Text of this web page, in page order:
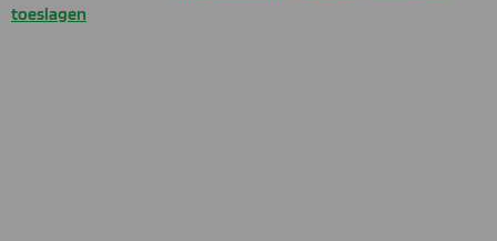
toeslagen